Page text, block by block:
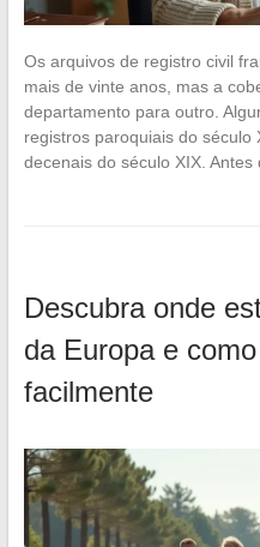
Os arquivos de registro civil
mais de vinte anos, mas a
departamento para outro.
registros paroquiais do
decenais do século XIX.
Descubra onde
da Europa e
facilmente